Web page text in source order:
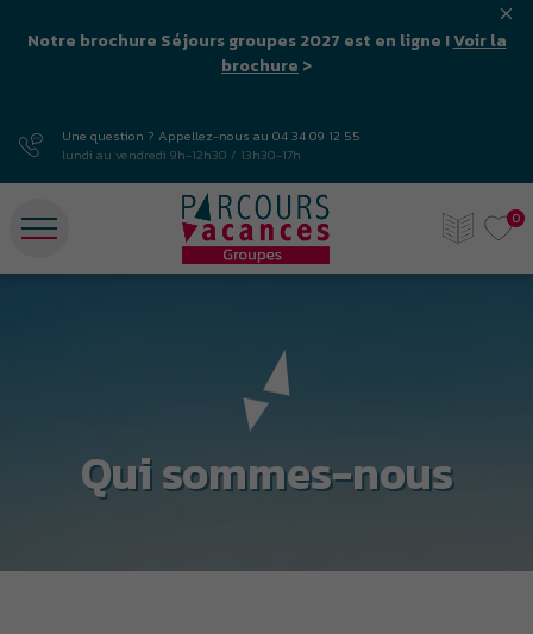
Notre brochure Séjours groupes 2027 est en ligne !Voir la
brochure >
Une question ? Appellez-nous au 04 34 09 12 55
lundi au vendredi 9h-12h30 / 13h30-17h
0
Qui sommes-nous